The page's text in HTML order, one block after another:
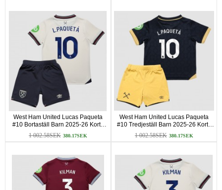
West Ham United Lucas Paqueta
#10 Bortaställ Barn 2025-26 Korta
ärmar (+ Korta byxor)
1 002.58SEK 380.17SEK
West Ham United Lucas Paqueta
#10 Tredjeställ Barn 2025-26 Korta
ärmar (+ Korta byxor)
1 002.58SEK 380.17SEK